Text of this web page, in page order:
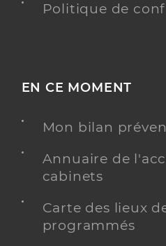
Politique de
EN CE MOMENT
Mon bilan
Annuaire de
cabinets
Carte des lieux
programmés